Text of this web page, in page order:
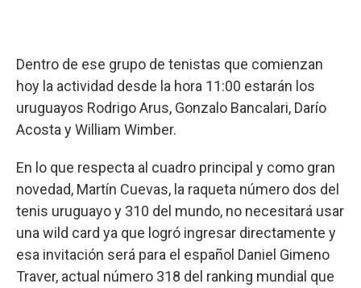
Dentro de ese grupo de tenistas que comienzan
hoy la actividad desde la hora 11:00 estarán los
uruguayos Rodrigo Arus, Gonzalo Bancalari, Darío
Acosta y William Wimber.
En lo que respecta al cuadro principal y como gran
novedad, Martín Cuevas, la raqueta número dos del
tenis uruguayo y 310 del mundo, no necesitará usar
una wild card ya que logró ingresar directamente y
esa invitación será para el español Daniel Gimeno
Traver, actual número 318 del ranking mundial que